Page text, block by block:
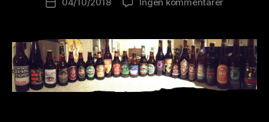
l
o
n
is
Publiseringsdato